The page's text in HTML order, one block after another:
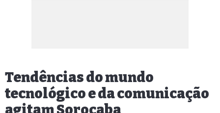
Tendências do mundo
tecnológico e da comunicação